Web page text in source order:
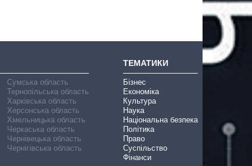
Сумська область
Тернопільська область
Харківська область
Херсонська область
Хмельницька область
Черкаська область
Чернівецька область
Чернігівська область
ТЕМАТИКИ
Бізнес
Економіка
Культура
Наука
Національна безпека
Політика
Право
Суспільство
Фінанси